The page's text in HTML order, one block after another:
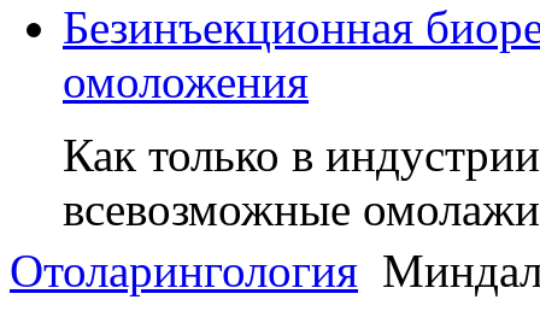
Безинъекционная
омоложения
Как только в
всевозможные
Отоларингология